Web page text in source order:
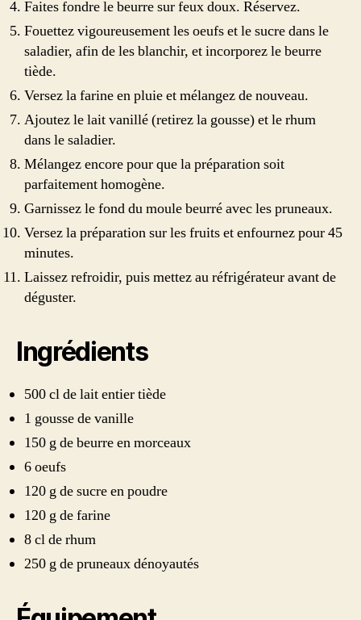
Faites fondre le beurre sur feux doux. Réservez.
Fouettez vigoureusement les oeufs et le sucre dans le
saladier, afin de les blanchir, et incorporez le beurre
tiède.
Versez la farine en pluie et mélangez de nouveau.
Ajoutez le lait vanillé (retirez la gousse) et le rhum
dans le saladier.
Mélangez encore pour que la préparation soit
parfaitement homogène.
Garnissez le fond du moule beurré avec les pruneaux.
Versez la préparation sur les fruits et enfournez pour 45
minutes.
Laissez refroidir, puis mettez au réfrigérateur avant de
déguster.
Ingrédients
500 cl de lait entier tiède
1 gousse de vanille
150 g de beurre en morceaux
6 oeufs
120 g de sucre en poudre
120 g de farine
8 cl de rhum
250 g de pruneaux dénoyautés